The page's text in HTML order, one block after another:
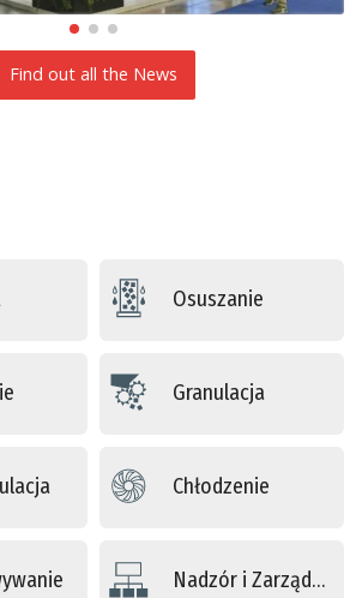
Find out all the News
Osuszanie
Granulacja
Chłodzenie
Nadzór i Zarządzanie